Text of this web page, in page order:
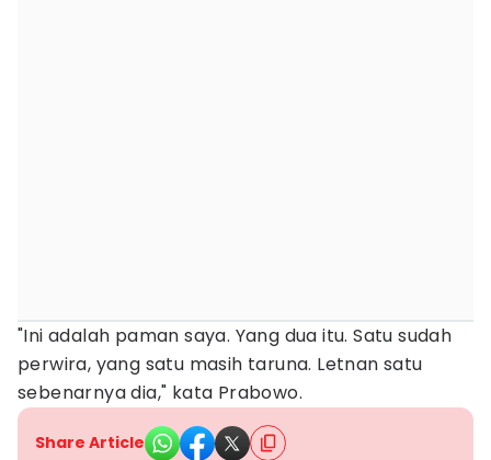
"Ini adalah paman saya. Yang dua itu. Satu sudah
perwira, yang satu masih taruna. Letnan satu
sebenarnya dia," kata Prabowo.
Share Article